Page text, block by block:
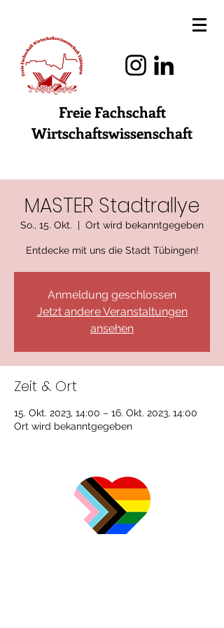
Freie Fachschaft
Wirtschaftswissenschaft
MASTER Stadtrallye
So., 15. Okt.
  |
Ort wird bekanntgegeben
Entdecke mit uns die Stadt Tübingen!
Anmeldung geschlossen
Jetzt andere Veranstaltungen
ansehen
Zeit & Ort
15. Okt. 2023, 14:00 – 16. Okt. 2023, 14:00
Ort wird bekanntgegeben